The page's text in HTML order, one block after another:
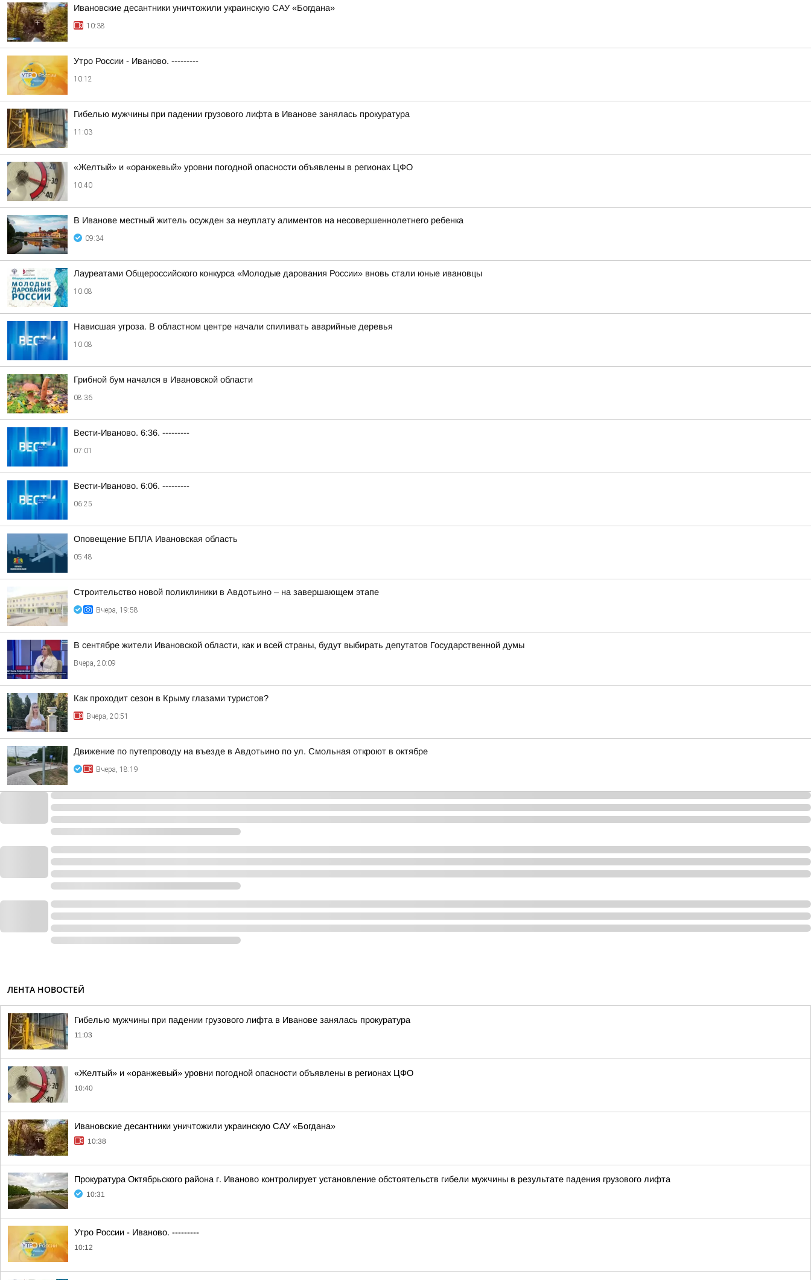
Ивановские десантники уничтожили украинскую САУ «Богдана»
10:38
Утро России - Иваново. ---------
10:12
Гибелью мужчины при падении грузового лифта в Иванове занялась прокуратура
11:03
«Желтый» и «оранжевый» уровни погодной опасности объявлены в регионах ЦФО
10:40
В Иванове местный житель осужден за неуплату алиментов на несовершеннолетнего ребенка
09:34
Лауреатами Общероссийского конкурса «Молодые дарования России» вновь стали юные ивановцы
10:08
Нависшая угроза. В областном центре начали спиливать аварийные деревья
10:08
Грибной бум начался в Ивановской области
08:36
Вести-Иваново. 6:36. ---------
07:01
Вести-Иваново. 6:06. ---------
06:25
Оповещение БПЛА Ивановская область
05:48
Строительство новой поликлиники в Авдотьино – на завершающем этапе
Вчера, 19:58
В сентябре жители Ивановской области, как и всей страны, будут выбирать депутатов Государственной думы
Вчера, 20:09
Как проходит сезон в Крыму глазами туристов?
Вчера, 20:51
Движение по путепроводу на въезде в Авдотьино по ул. Смольная откроют в октябре
Вчера, 18:19
ЛЕНТА НОВОСТЕЙ
Гибелью мужчины при падении грузового лифта в Иванове занялась прокуратура
11:03
«Желтый» и «оранжевый» уровни погодной опасности объявлены в регионах ЦФО
10:40
Ивановские десантники уничтожили украинскую САУ «Богдана»
10:38
Прокуратура Октябрьского района г. Иваново контролирует установление обстоятельств гибели мужчины в результате падения грузового лифта
10:31
Утро России - Иваново. ---------
10:12